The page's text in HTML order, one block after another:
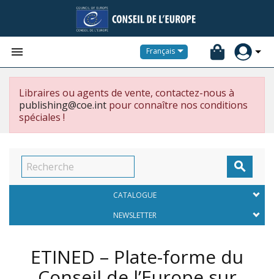
 Français
Libraires ou agents de vente, contactez-nous à
publishing@coe.int pour connaître nos conditions
spéciales !

CATALOGUE
NEWSLETTER
ETINED – Plate-forme du